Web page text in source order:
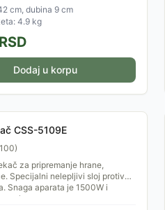
cm, dubina 9 cm
4.9 kg
RSD
Dodaj u korpu
CSS-5109E
100)
za pripremanje hrane,
Specijalni nelepljivi sloj protiv
Snaga aparata je 1500W i
preko...